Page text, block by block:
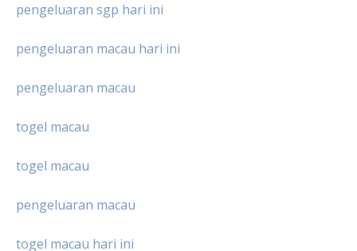
pengeluaran sgp hari ini
pengeluaran macau hari ini
pengeluaran macau
togel macau
togel macau
pengeluaran macau
togel macau hari ini